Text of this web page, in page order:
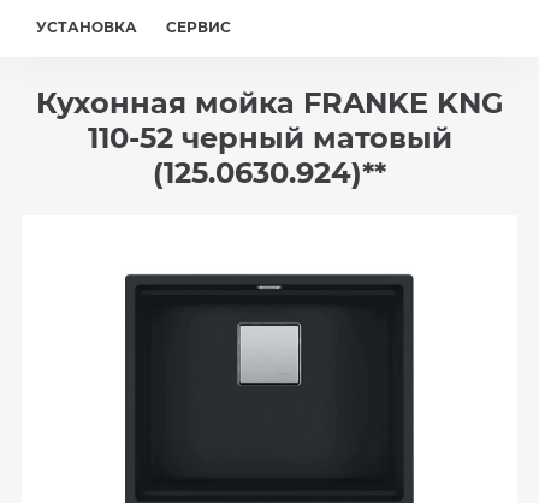
УСТАНОВКА СЕРВИС
Кухонная мойка FRANKE KNG
110-52 черный матовый
(125.0630.924)**